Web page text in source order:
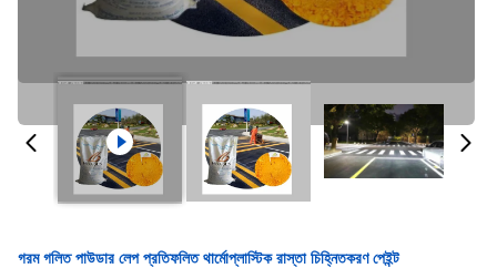
গরম গলিত পাউডার লেপ প্রতিফলিত থার্মোপ্লাস্টিক রাস্তা চিহ্নিতকরণ পেইন্ট